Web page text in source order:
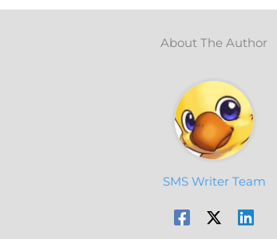
About The Author
SMS Writer Team